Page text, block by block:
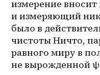
измерение вносит
и измеряющий
было в
чистоты Ничто,
равного миру в
не вырожденной